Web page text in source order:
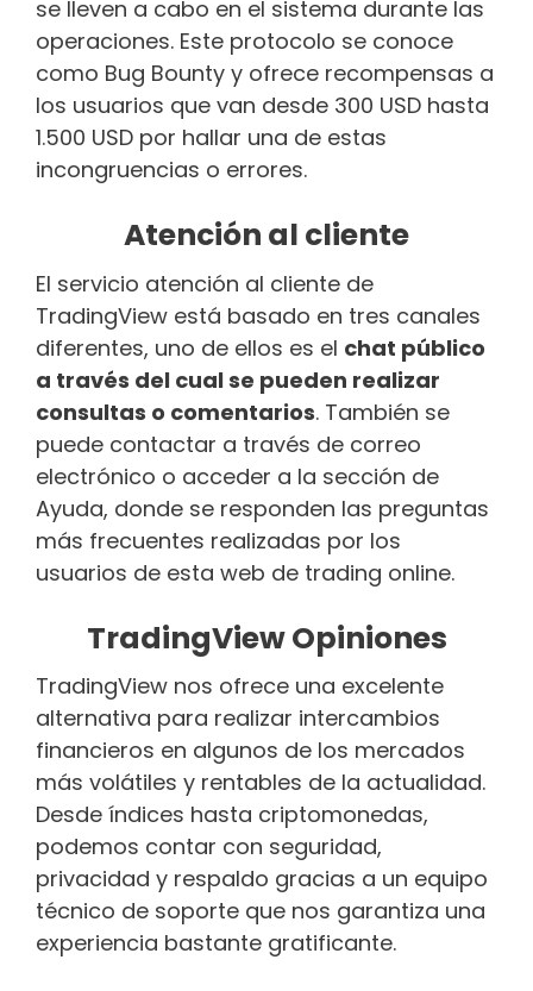
se lleven a cabo en el sistema durante las
operaciones. Este protocolo se conoce
como Bug Bounty y ofrece recompensas a
los usuarios que van desde 300 USD hasta
1.500 USD por hallar una de estas
incongruencias o errores.
Atención al cliente
El servicio atención al cliente de
TradingView está basado en tres canales
diferentes, uno de ellos es el chat público
a través del cual se pueden realizar
consultas o comentarios. También se
puede contactar a través de correo
electrónico o acceder a la sección de
Ayuda, donde se responden las preguntas
más frecuentes realizadas por los
usuarios de esta web de trading online.
TradingView Opiniones
TradingView nos ofrece una excelente
alternativa para realizar intercambios
financieros en algunos de los mercados
más volátiles y rentables de la actualidad.
Desde índices hasta criptomonedas,
podemos contar con seguridad,
privacidad y respaldo gracias a un equipo
técnico de soporte que nos garantiza una
experiencia bastante gratificante.